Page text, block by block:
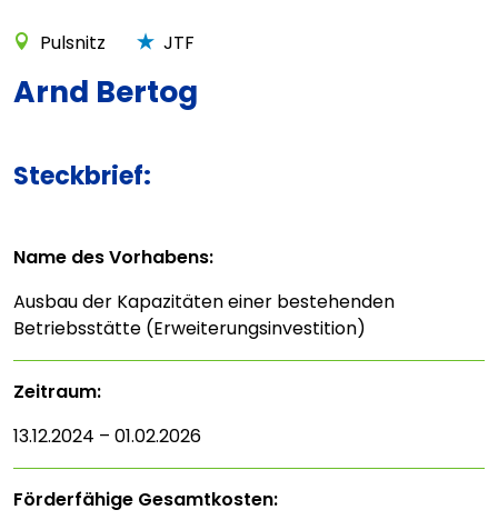
Pulsnitz JTF
Arnd Bertog
Steckbrief:
Name des Vorhabens:
Ausbau der Kapazitäten einer bestehenden
Betriebsstätte (Erweiterungsinvestition)
Zeitraum:
13.12.2024 – 01.02.2026
Förderfähige Gesamtkosten: